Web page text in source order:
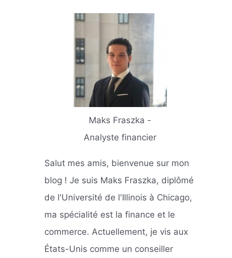
Maks Fraszka -
Analyste financier
Salut mes amis, bienvenue sur mon
blog ! Je suis Maks Fraszka, diplômé
de l'Université de l'Illinois à Chicago,
ma spécialité est la finance et le
commerce. Actuellement, je vis aux
États-Unis comme un conseiller